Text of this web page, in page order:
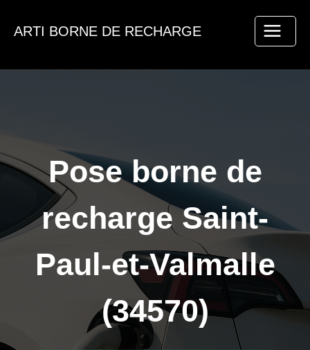
ARTI BORNE DE RECHARGE
Pose borne de
recharge Saint-
Paul-et-Valmalle
(34570)